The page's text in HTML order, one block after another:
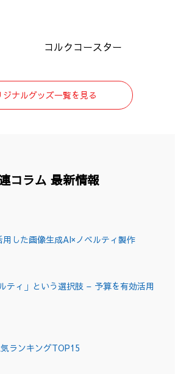
コルクコースター
ジナルグッズ一覧を見る
コラム 最新情報
した画像生成AI×ノベルティ製作
ティ」という選択肢 – 予算を有効活用
ランキングTOP15